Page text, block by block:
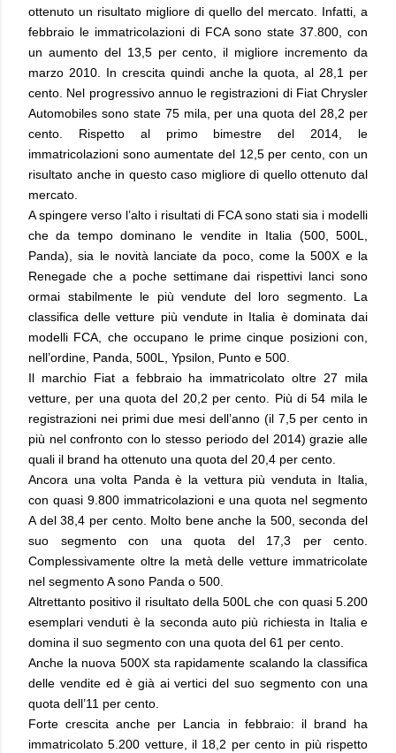
ottenuto un risultato migliore di quello del mercato. Infatti, a
febbraio le immatricolazioni di FCA sono state 37.800, con
un aumento del 13,5 per cento, il migliore incremento da
marzo 2010. In crescita quindi anche la quota, al 28,1 per
cento. Nel progressivo annuo le registrazioni di Fiat Chrysler
Automobiles sono state 75 mila, per una quota del 28,2 per
cento. Rispetto al primo bimestre del 2014, le
immatricolazioni sono aumentate del 12,5 per cento, con un
risultato anche in questo caso migliore di quello ottenuto dal
mercato.
A spingere verso l’alto i risultati di FCA sono stati sia i modelli
che da tempo dominano le vendite in Italia (500, 500L,
Panda), sia le novità lanciate da poco, come la 500X e la
Renegade che a poche settimane dai rispettivi lanci sono
ormai stabilmente le più vendute del loro segmento. La
classifica delle vetture più vendute in Italia è dominata dai
modelli FCA, che occupano le prime cinque posizioni con,
nell’ordine, Panda, 500L, Ypsilon, Punto e 500.
Il marchio Fiat a febbraio ha immatricolato oltre 27 mila
vetture, per una quota del 20,2 per cento. Più di 54 mila le
registrazioni nei primi due mesi dell’anno (il 7,5 per cento in
più nel confronto con lo stesso periodo del 2014) grazie alle
quali il brand ha ottenuto una quota del 20,4 per cento.
Ancora una volta Panda è la vettura più venduta in Italia,
con quasi 9.800 immatricolazioni e una quota nel segmento
A del 38,4 per cento. Molto bene anche la 500, seconda del
suo segmento con una quota del 17,3 per cento.
Complessivamente oltre la metà delle vetture immatricolate
nel segmento A sono Panda o 500.
Altrettanto positivo il risultato della 500L che con quasi 5.200
esemplari venduti è la seconda auto più richiesta in Italia e
domina il suo segmento con una quota del 61 per cento.
Anche la nuova 500X sta rapidamente scalando la classifica
delle vendite ed è già ai vertici del suo segmento con una
quota dell’11 per cento.
Forte crescita anche per Lancia in febbraio: il brand ha
immatricolato 5.200 vetture, il 18,2 per cento in più rispetto